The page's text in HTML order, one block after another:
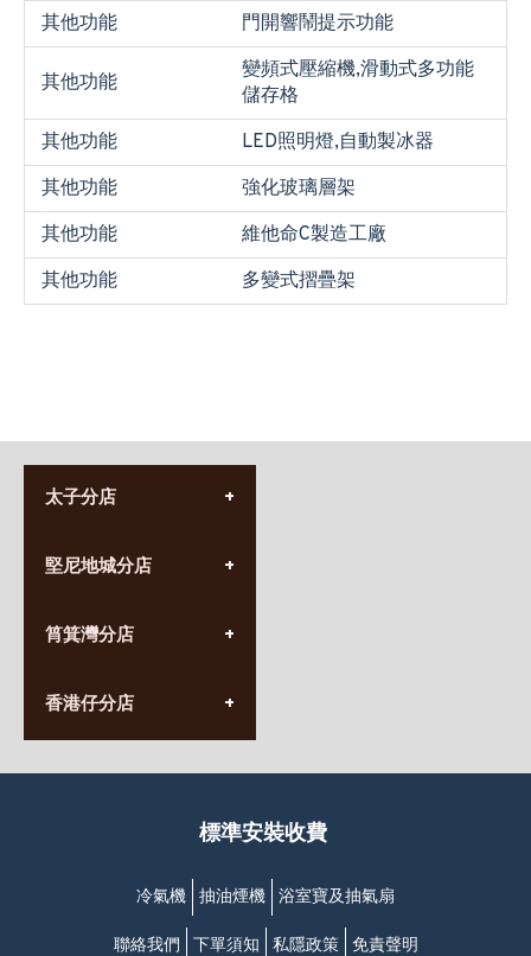
其他功能 門開響鬧提示功能
其他功能
變頻式壓縮機,滑動式多功能
儲存格
其他功能
LED照明燈,自動製冰器
其他功能
強化玻璃層架
其他功能
維他命C製造工廠
其他功能
多變式摺疊架
太子分店
營業時間:
九龍太子太子道西141號
堅尼地城分店
營業時間:
香港堅尼地城卑路乍街
(堅尼地城地鐵站B出口)
筲箕灣分店
營業時間:
(10:00am-20:30pm)
香港仔分店
營業時間:
香港香港仔成都道20-28號
(黃竹坑地鐵站轉4M專線小巴)
標準安裝收費
冷氣機 抽油煙機 浴室寶及抽氣扇
聯絡我們 下單須知 私隱政策 免責聲明